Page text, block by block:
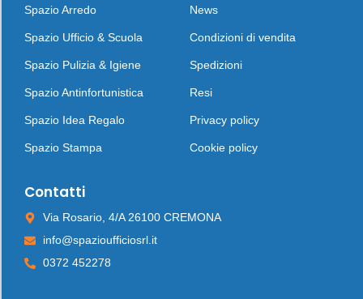
Spazio Arredo
Spazio Ufficio & Scuola
Spazio Pulizia & Igiene
Spazio Antinfortunistica
Spazio Idea Regalo
Spazio Stampa
News
Condizioni di vendita
Spedizioni
Resi
Privacy policy
Cookie policy
Contatti
Via Rosario, 4/A 26100 CREMONA
info@spazioufficiosrl.it
0372 452278